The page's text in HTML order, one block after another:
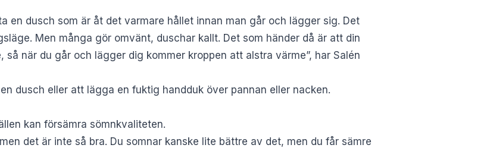
en dusch som är åt det varmare hållet innan man går och lägger sig. Det
Men många gör omvänt, duschar kallt. Det som händer då är att din
när du går och lägger dig kommer kroppen att alstra värme”, har Salén
dusch eller att lägga en fuktig handduk över pannan eller nacken.
kan försämra sömnkvaliteten.
det är inte så bra. Du somnar kanske lite bättre av det, men du får sämre